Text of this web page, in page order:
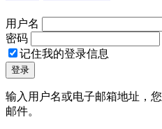
用户名
密码
记住我的登录信息
输入用户名或电子邮箱地址，
邮件。